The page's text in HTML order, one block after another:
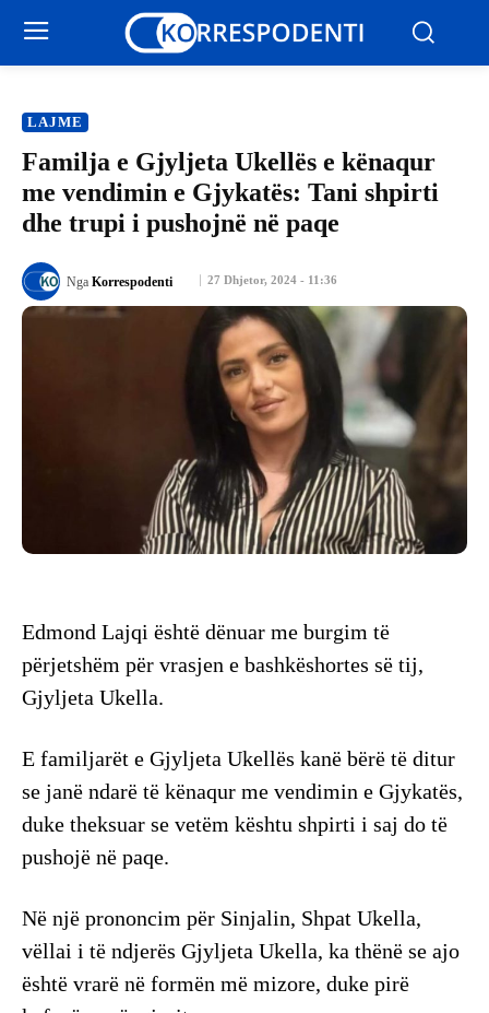
LAJME
Familja e Gjyljeta Ukellës e kënaqur
me vendimin e Gjykatës: Tani shpirti
dhe trupi i pushojnë në paqe
27 Dhjetor, 2024 - 11:36
Nga Korrespodenti
Edmond Lajqi është dënuar me burgim të
përjetshëm për vrasjen e bashkëshortes së tij,
Gjyljeta Ukella.
E familjarët e Gjyljeta Ukellës kanë bërë të ditur
se janë ndarë të kënaqur me vendimin e Gjykatës,
duke theksuar se vetëm kështu shpirti i saj do të
pushojë në paqe.
Në një prononcim për Sinjalin, Shpat Ukella,
vëllai i të ndjerës Gjyljeta Ukella, ka thënë se ajo
është vrarë në formën më mizore, duke pirë